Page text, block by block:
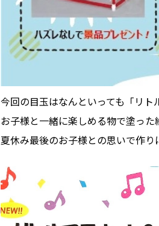
今回の目玉はなんといっても「リト
お子様と一緒に楽しめる物で塗っ
夏休み最後のお子様との思いで作り